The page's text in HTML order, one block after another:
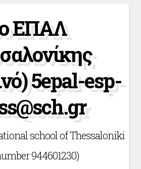
ΕΠΑΛ
5epal-esp-
school of Thessaloniki
944601230)